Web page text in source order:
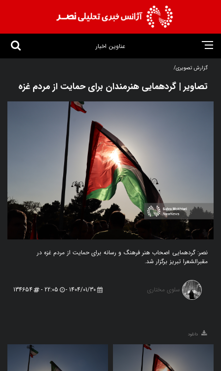
عناوین اخبار
گزارش تصویری/
تصاویر | گردهمایی هنرمندان برای حمایت از مردم غزه
نصر:‌ گردهمایی اصحاب هنر فرهنگ و رسانه برای حمایت از مردم غزه در
مقبر‌الشعرا تبریز برگزار شد.
سلوی مختاری 1404/01/30 -
22:05 -
134654
دانلود